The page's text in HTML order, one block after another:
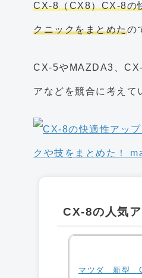
CX-8（CX8）CX-8の
クニックをまとめたの
CX-5やMAZDA3、
アなどを競合に考えて
CX-8の人気
マツダ 新型